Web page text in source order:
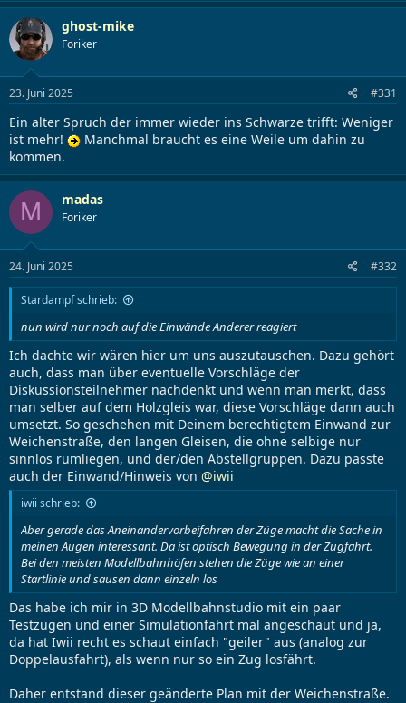
ghost-mike
Foriker
23. Juni 2025 #331
Ein alter Spruch der immer wieder ins Schwarze trifft: Weniger
ist mehr!
Manchmal braucht es eine Weile um dahin zu
kommen.
M madas
Foriker
24. Juni 2025 #332
Stardampf schrieb:
nun wird nur noch auf die Einwände Anderer reagiert
Ich dachte wir wären hier um uns auszutauschen. Dazu gehört
auch, dass man über eventuelle Vorschläge der
Diskussionsteilnehmer nachdenkt und wenn man merkt, dass
man selber auf dem Holzgleis war, diese Vorschläge dann auch
umsetzt. So geschehen mit Deinem berechtigtem Einwand zur
Weichenstraße, den langen Gleisen, die ohne selbige nur
sinnlos rumliegen, und der/den Abstellgruppen. Dazu passte
auch der Einwand/Hinweis von @iwii
iwii schrieb:
Aber gerade das Aneinandervorbeifahren der Züge macht die Sache in
meinen Augen interessant. Da ist optisch Bewegung in der Zugfahrt.
Bei den meisten Modellbahnhöfen stehen die Züge wie an einer
Startlinie und sausen dann einzeln los
Das habe ich mir in 3D Modellbahnstudio mit ein paar
Testzügen und einer Simulationfahrt mal angeschaut und ja,
da hat Iwii recht es schaut einfach "geiler" aus (analog zur
Doppelausfahrt), als wenn nur so ein Zug losfährt.
Daher entstand dieser geänderte Plan mit der Weichenstraße.